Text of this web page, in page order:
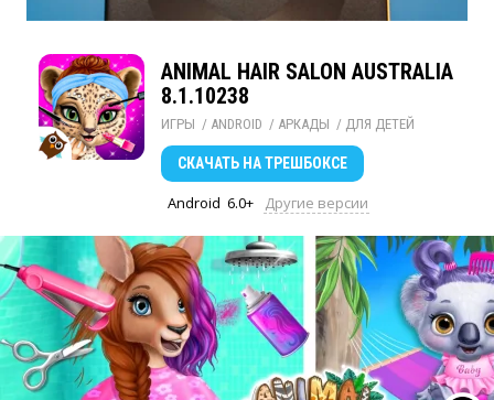
ANIMAL HAIR SALON AUSTRALIA
8.1.10238
ИГРЫ / ANDROID / АРКАДЫ / ДЛЯ ДЕТЕЙ
СКАЧАТЬ НА ТРЕШБОКСЕ
Android 6.0+ Другие версии